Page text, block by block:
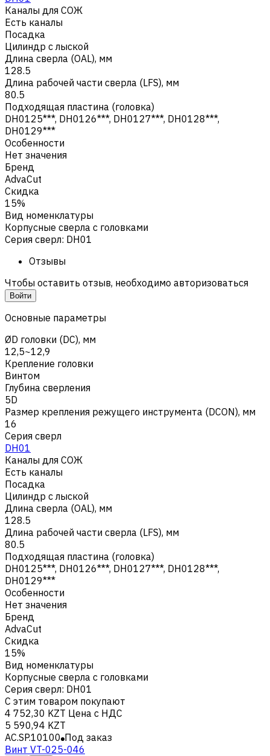
Каналы для СОЖ
Есть каналы
Посадка
Цилиндр с лыской
Длина сверла (OAL), мм
128.5
Длина рабочей части сверла (LFS), мм
80.5
Подходящая пластина (головка)
DH0125***, DH0126***, DH0127***, DH0128***,
DH0129***
Особенности
Нет значения
Бренд
AdvaCut
Скидка
15%
Вид номенклатуры
Корпусные сверла с головками
Серия сверл: DH01
Отзывы
Чтобы оставить отзыв, необходимо авторизоваться
Войти
Основные параметры
ØD головки (DC), мм
12,5~12,9
Крепление головки
Винтом
Глубина сверления
5D
Размер крепления режущего инструмента (DCON), мм
16
Серия сверл
DH01
Каналы для СОЖ
Есть каналы
Посадка
Цилиндр с лыской
Длина сверла (OAL), мм
128.5
Длина рабочей части сверла (LFS), мм
80.5
Подходящая пластина (головка)
DH0125***, DH0126***, DH0127***, DH0128***,
DH0129***
Особенности
Нет значения
Бренд
AdvaCut
Скидка
15%
Вид номенклатуры
Корпусные сверла с головками
Серия сверл: DH01
С этим товаром покупают
4 752,30 KZT Цена с НДС
5 590,94 KZT
AC.SP.10100 Под заказ
Винт VT-025-046